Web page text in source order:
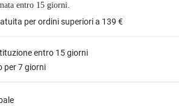
entro 15 giorni.
per ordini superiori a 139 €
entro 15 giorni
per 7 giorni